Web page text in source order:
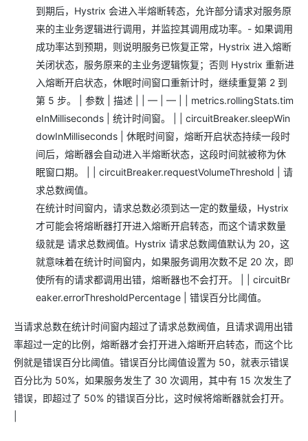
到期后，Hystrix 会进入半熔断转态，允许部分请求对服务原
来的主业务逻辑进行调用，并监控其调用成功率。- 如果调用
成功率达到预期，则说明服务已恢复正常，Hystrix 进入熔断
关闭状态，服务原来的主业务逻辑恢复；否则 Hystrix 重新进
入熔断开启状态，休眠时间窗口重新计时，继续重复第 2 到
第 5 步。 | 参数 | 描述 | | — | — | | metrics.rollingStats.tim
eInMilliseconds | 统计时间窗。 | | circuitBreaker.sleepWin
dowInMilliseconds | 休眠时间窗，熔断开启状态持续一段时
间后，熔断器会自动进入半熔断状态，这段时间就被称为休
眠窗口期。 | | circuitBreaker.requestVolumeThreshold | 请
求总数阀值。
在统计时间窗内，请求总数必须到达一定的数量级，Hystrix
才可能会将熔断器打开进入熔断开启转态，而这个请求数量
级就是 请求总数阀值。Hystrix 请求总数阈值默认为 20，这
就意味着在统计时间窗内，如果服务调用次数不足 20 次，即
使所有的请求都调用出错，熔断器也不会打开。 | | circuitBr
eaker.errorThresholdPercentage | 错误百分比阈值。
当请求总数在统计时间窗内超过了请求总数阀值，且请求调用出错
率超过一定的比例，熔断器才会打开进入熔断开启转态，而这个比
例就是错误百分比阈值。错误百分比阈值设置为 50，就表示错误
百分比为 50%，如果服务发生了 30 次调用，其中有 15 次发生了
错误，即超过了 50% 的错误百分比，这时候将熔断器就会打开。